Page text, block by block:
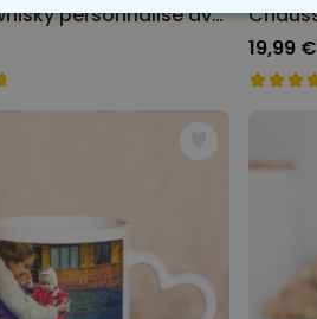
Verre à whisky personnalisé avec gravure
19,99 €
PERFORMANCE